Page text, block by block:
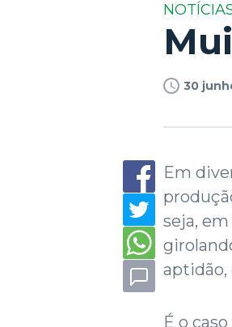
30
Em
seja,
É o